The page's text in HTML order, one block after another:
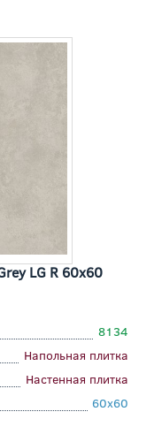
LG R 60x60
8134
Напольная плитка
Настенная плитка
60x60